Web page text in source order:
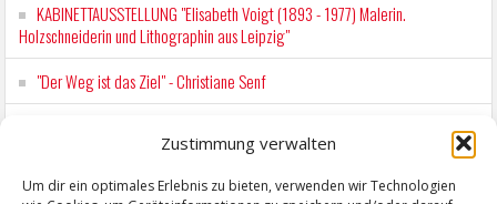
Zustimmung verwalten
Um dir ein optimales Erlebnis zu bieten, verwenden wir Technologien
KABINETTAUSSTELLUNG "Elisabeth Voigt (1893 - 1977) Malerin.
Holzschneiderin und Lithographin aus Leipzig"
"Der Weg ist das Ziel" - Christiane Senf